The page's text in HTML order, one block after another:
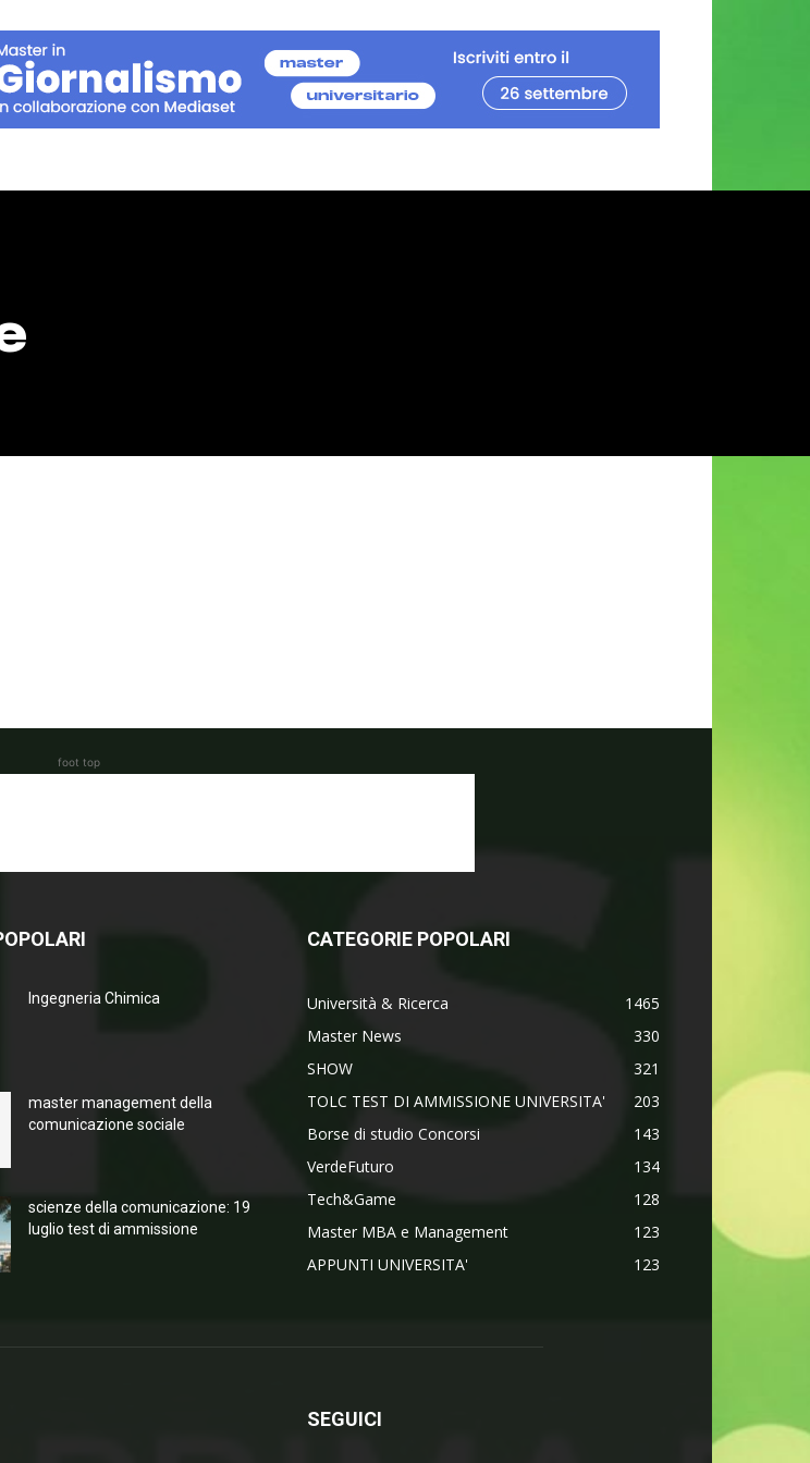
foot top
Ingegneria Chimica
master management della
comunicazione sociale
scienze della comunicazione: 19
luglio test di ammissione
CATEGORIE POPOLARI
Università & Ricerca
1465
Master News
330
SHOW
321
TOLC TEST DI AMMISSIONE UNIVERSITA'
203
Borse di studio Concorsi
143
VerdeFuturo
134
Tech&Game
128
Master MBA e Management
123
APPUNTI UNIVERSITA'
123
SEGUICI